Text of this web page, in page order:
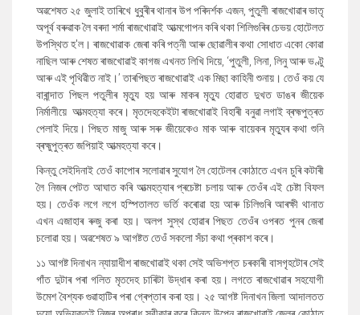
অৱশেষত ২৫ জুলাই তাৰিখে ধুবুৰীৰ থানাৰ উপ পৰিদৰ্শক এজন,পুতুলী ৰাজখোৱাৰ ভাতৃ
অপূৰ্ব বৰুৱাক লৈ বৰদা শৰ্মা ৰাজখোৱাই আত্মগোপন কৰি থকা শিলিগুৰিৰ চেভয় হোটেলত
উপস্থিত হ'ল। ৰাজখোৱাক জেৰা কৰি পত্নী আৰু ছোৱালীৰ কথা সোধাত একো কোৱা
নাছিল আৰু শেষত ৰাজখোৱাই কাগজ এখনত লিখি দিয়ে, ‘পুতুলী, লিনা, লিনু আৰু ভণ্টু
আৰু এই পৃথিৱীত নাই।’তাৰপিছত ৰাজখোৱাই এক মিছা কাহিনী শুনায়। তেওঁ কয় যে
বাৰা্ন্দাত পিছল পতুলীৰ মৃত্যু হয় আৰু মাকৰ মৃত্যু হোৱাত দুখত ডাঙৰ জীয়েক
নিৰ্মালীয়ে আত্মহত্যা কৰে। মৃতদেহকেইটা ৰাজখোৱাই বিহাৰী বনুৱা লগাই ব্ৰহ্মপুত্ৰত
পেলাই দিয়ে। পিছত মাজু আৰু সৰু জীয়েকেও মাক আৰু বায়েকৰ মৃত্যুৰ কথা শুনি
ব্ৰহ্মুপুত্ৰত জপিয়াই আত্মহত্যা কৰে।
কিন্তু সেইদিনাই তেওঁ কাপোৰ সলোৱাৰ সুযোগ লৈ হোটেলৰ কোঠাতে এখন চুৰি কটাৰী
লৈ নিজৰ পেটত আঘাত কৰি আত্মহত্যাৰ প্ৰচেষ্টা চলায় আৰু তেওঁৰ এই চেষ্টা বিফল
হয়। তেওঁক লগে লগে হস্পিতালত ভৰ্তি কৰোৱা হয় আৰু চিলিগুৰি আৰক্ষী থানাত
এখন এজাহাৰ ৰুজু কৰা হয়। অলপ সুস্থ হোৱাৰ পিছত তেওঁৰ ওপৰত পুনৰ জেৰা
চলোৱা হয়। অৱশেষত ৯ আগষ্টত তেওঁ সকলো সঁচা কথা প্ৰকাশ কৰে।
১১ আগষ্ট দিনাখন ন্যায়াধীশ ৰাজখোৱাই থকা সেই অভিশপ্ত চৰকাৰী বাসগৃহটোৰ সেই
গাঁত দুটাৰ পৰা গলিত মৃতদেহ চাৰিটা উদ্ধাৰ কৰা হয়। লগতে ৰাজখোৱাৰ সহযোগী
উমেশ বৈশ্যক গুৱাহাটিৰ পৰা গ্ৰেপ্তাৰ কৰা হয়। ২৫ আগষ্ট দিনাখন জিলা আদালতত